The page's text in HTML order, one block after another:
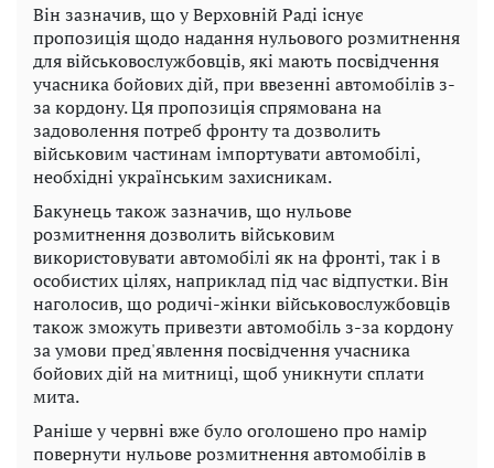
Він зазначив, що у Верховній Раді існує
пропозиція щодо надання нульового розмитнення
для військовослужбовців, які мають посвідчення
учасника бойових дій, при ввезенні автомобілів з-
за кордону. Ця пропозиція спрямована на
задоволення потреб фронту та дозволить
військовим частинам імпортувати автомобілі,
необхідні українським захисникам.
Бакунець також зазначив, що нульове
розмитнення дозволить військовим
використовувати автомобілі як на фронті, так і в
особистих цілях, наприклад під час відпустки. Він
наголосив, що родичі-жінки військовослужбовців
також зможуть привезти автомобіль з-за кордону
за умови пред'явлення посвідчення учасника
бойових дій на митниці, щоб уникнути сплати
мита.
Раніше у червні вже було оголошено про намір
повернути нульове розмитнення автомобілів в